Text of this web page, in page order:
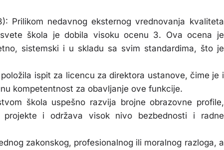
Prilikom nedavnog eksternog vrednovanja kvaliteta
škola je dobila visoku ocenu 3. Ova ocena je
sistemski i u skladu sa svim standardima, što je
ispit za licencu za direktora ustanove, čime je i
kompetentnost za obavljanje ove funkcije.
škola uspešno razvija brojne obrazovne profile,
i održava visok nivo bezbednosti i radne
zakonskog, profesionalnog ili moralnog razloga, a